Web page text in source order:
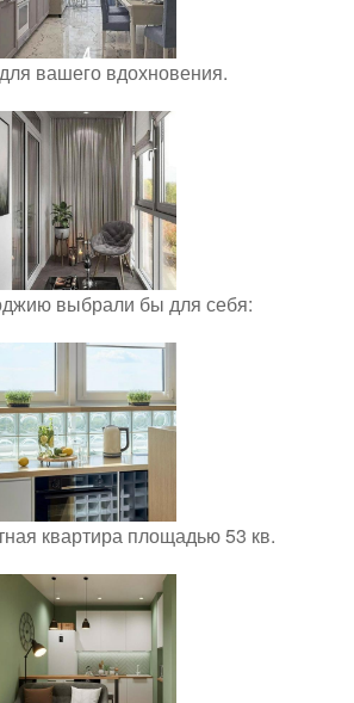
вашего вдохновения.
выбрали бы для себя:
квартира площадью 53 кв.